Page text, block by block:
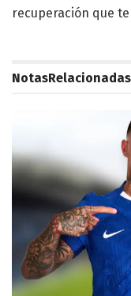
recuperación que
NotasRelacionadas